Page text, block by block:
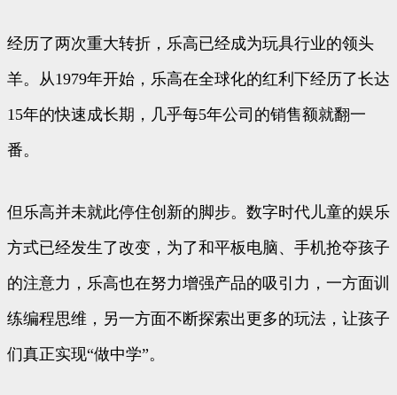
经历了两次重大转折，乐高已经成为玩具行业的领头
羊。从1979年开始，乐高在全球化的红利下经历了长达
15年的快速成长期，几乎每5年公司的销售额就翻一
番。
但乐高并未就此停住创新的脚步。数字时代儿童的娱乐
方式已经发生了改变，为了和平板电脑、手机抢夺孩子
的注意力，乐高也在努力增强产品的吸引力，一方面训
练编程思维，另一方面不断探索出更多的玩法，让孩子
们真正实现“做中学”。